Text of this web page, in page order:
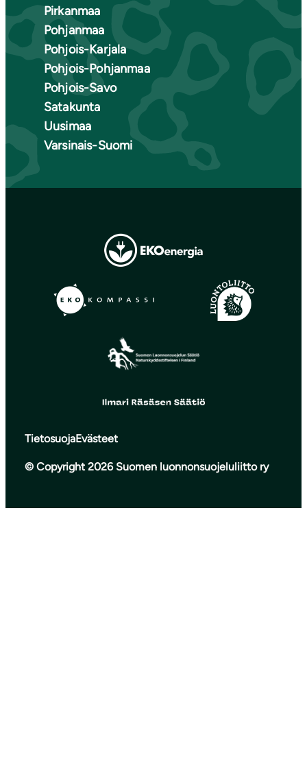
Pirkanmaa
Pohjanmaa
Pohjois-Karjala
Pohjois-Pohjanmaa
Pohjois-Savo
Satakunta
Uusimaa
Varsinais-Suomi
TietosuojaEvästeet
© Copyright 2026 Suomen luonnonsuojeluliitto ry